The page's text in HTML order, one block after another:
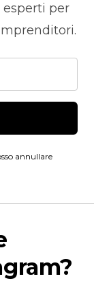
esperti per
annullare